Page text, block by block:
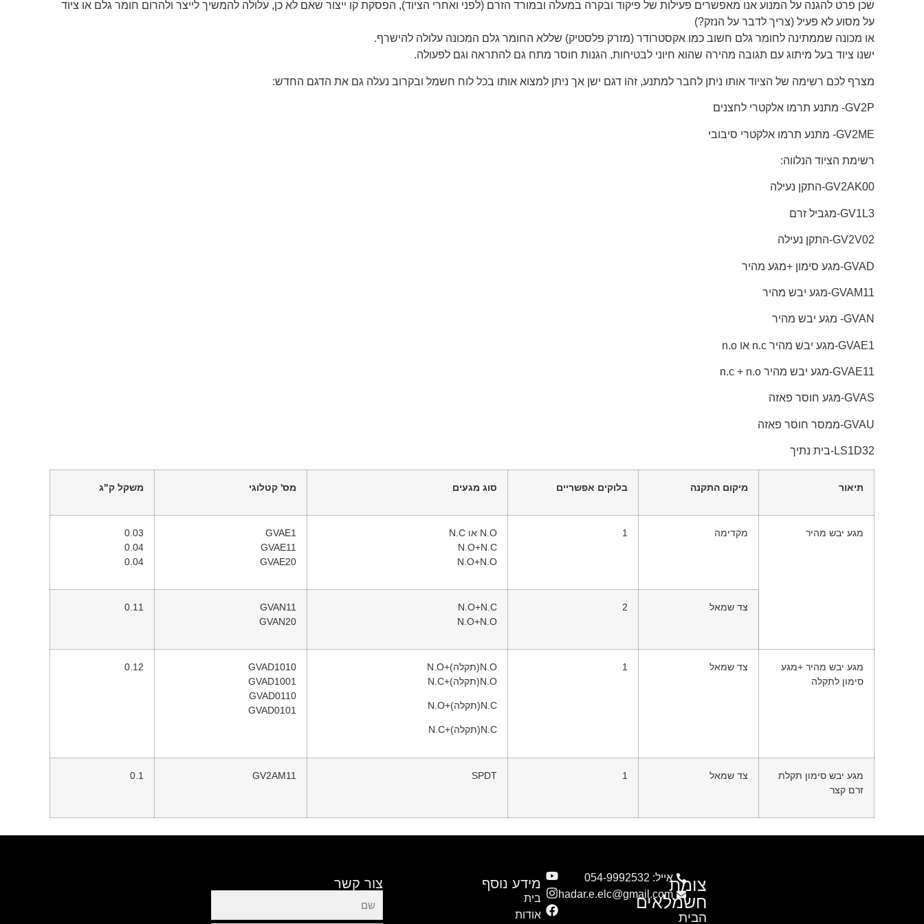
שכן פרט להגנה על המנוע אנו מאפשרים פעילות של פיקוד ובקרה במעלה ובמורד הזרם (לפני ואחרי הציוד), הפסקת קו ייצור שאם לא כן, עלולה להמשיך לייצר ולהרום חומר גלם או ציוד
על מסוע לא פעיל (צריך לדבר על הנזק?)
או מכונה שממתינה לחומר גלם חשוב כמו אקסטרודר (מזרק פלסטיק) שללא החומר גלם המכונה עלולה להישרף.
ישנו ציוד בעל מיתוג עם תגובה מהירה שהוא חיוני לבטיחות, הגנות חוסר מתח גם להתראה וגם לפעולה.
מצרף לכם רשימה של הציוד אותו ניתן לחבר למתנע, זהו דגם ישן אך ניתן למצוא אותו בכל לוח חשמל ובקרוב נעלה גם את הדגם החדש:
GV2P- מתנע תרמו אלקטרי לחצנים
GV2ME- מתנע תרמו אלקטרי סיבובי
רשימת הציוד הנלווה:
GV2AK00-התקן נעילה
GV1L3-מגביל זרם
GV2V02-התקן נעילה
GVAD-מגע סימון +מגע מהיר
GVAM11-מגע יבש מהיר
GVAN- מגע יבש מהיר
GVAE1-מגע יבש מהיר n.c או n.o
GVAE11-מגע יבש מהיר n.c + n.o
GVAS-מגע חוסר פאזה
GVAU-ממסר חוסר פאזה
LS1D32-בית נתיך
תיאור מיקום התקנה בלוקים אפשריים סוג מגעים מס' קטלוגי משקל ק"ג
מגע יבש מהיר מקדימה 1
N.O או N.C
N.O+N.C
N.O+N.O
GVAE1
GVAE11
GVAE20
0.03
0.04
0.04
צד שמאל 2
N.O+N.C
N.O+N.O
GVAN11
GVAN20
0.11
מגע יבש מהיר +מגע
סימון לתקלה
צד שמאל 1
N.O(תקלה)+N.O
N.O(תקלה)+N.C
N.C(תקלה)+N.O
N.C(תקלה)+N.C
GVAD1010
GVAD1001
GVAD0110
GVAD0101
0.12
מגע יבש סימון תקלת
זרם קצר
צד שמאל 1
SPDT
GV2AM11
0.1
צומת
חשמלאים
הבית
אייל: 054-9992532
hadar.e.elc@gmail.com
מידע נוסף
בית
אודות
צור קשר